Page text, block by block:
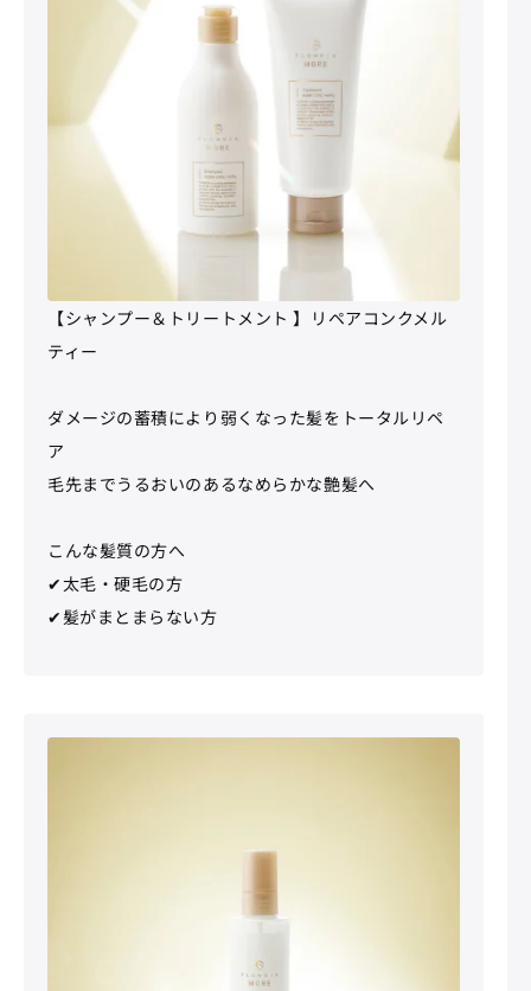
【シャンプー＆トリートメント 】リペアコンクメル
ティー
ダメージの蓄積により弱くなった髪をトータルリペ
ア
毛先までうるおいのあるなめらかな艶髪へ
こんな髪質の方へ
✔太毛・硬毛の方
✔髪がまとまらない方